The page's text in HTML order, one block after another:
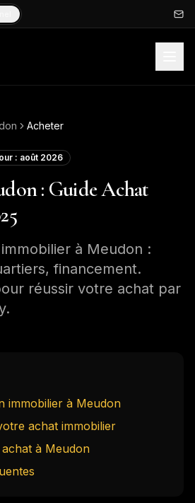
Acheter
: août 2026
: Guide Achat
à Meudon :
financement.
réussir votre achat par
immobilier à Meudon
achat immobilier
à Meudon